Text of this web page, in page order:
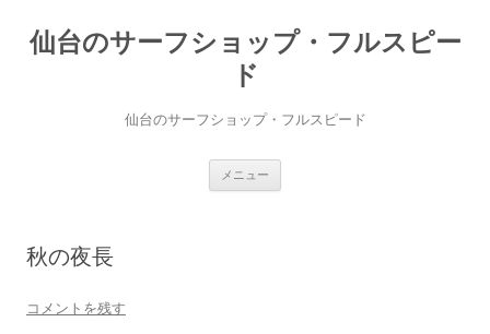
仙台のサーフショップ・フルスピー
ド
仙台のサーフショップ・フルスピード
メニュー
秋の夜長
コメントを残す